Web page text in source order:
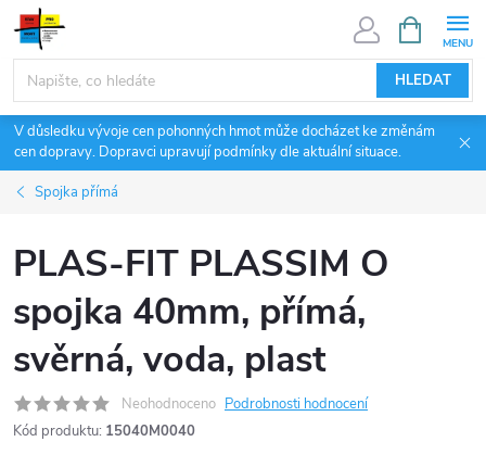
Přejít
obsah
HLEDAT
NÁKUPNÍ
KOŠÍK
V důsledku vývoje cen pohonných hmot může docházet ke změnám
cen dopravy. Dopravci upravují podmínky dle aktuální situace.
Spojka přímá
PLAS-FIT PLASSIM O
spojka 40mm, přímá,
svěrná, voda, plast
Neohodnoceno Podrobnosti hodnocení
Kód produktu: 15040M0040